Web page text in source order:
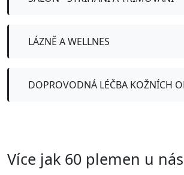
LÁZNĚ A WELLNES
DOPROVODNÁ LÉČBA KOŽNÍCH
Více jak 60 plemen u